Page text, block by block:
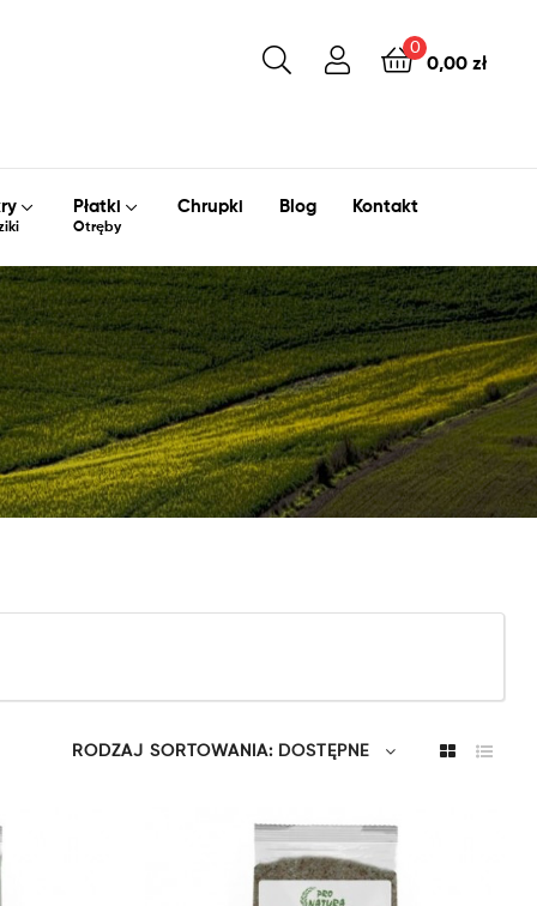
0
0,00 zł
Płatki
Otręby
Chrupki Blog Kontakt
RODZAJ SORTOWANIA: DOSTĘPNE